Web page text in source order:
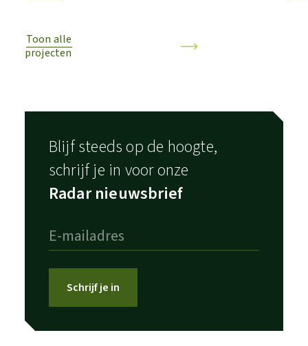
Toon alle
projecten
Blijf steeds op de hoogte,
schrijf je in voor onze
Radar nieuwsbrief
Schrijf je in